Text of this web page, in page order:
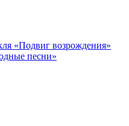
«Подвиг возрождения»
песни»